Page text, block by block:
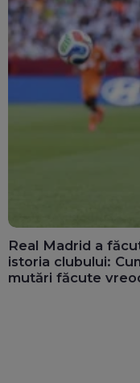
Real Madrid a
istoria clubului:
mutări făcute